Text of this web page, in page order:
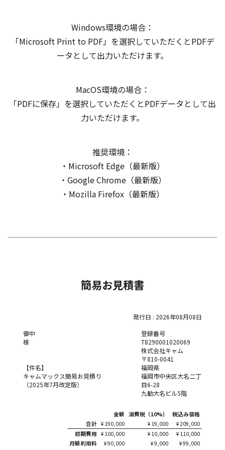
Windows環境の場合：
「Microsoft Print to PDF」を選択していただくとPDFデ
ータとして出力いただけます。
MacOS環境の場合：
「PDFに保存」を選択していただくとPDFデータとして出
力いただけます。
推奨環境：
・Microsoft Edge（最新版）
・Google Chrome（最新版）
・Mozilla Firefox（最新版）
簡易お見積書
発行日 : 2026年08月08日
御中
様
【件名】
キャムマックス簡易お見積り
（2025年7月改定版）
登録番号
T8290001020069
株式会社キャム
〒810-0041
福岡県
福岡市中央区大名二丁
目6-28
九勧大名ビル5階
金額 消費税（10%）
税込み価格
合計 ¥ 190,000 ¥ 19,000 ¥209,000
初期費用 ¥ 100,000 ¥ 10,000 ¥ 110,000
月額利用料
¥90,000 ¥9,000 ¥99,000